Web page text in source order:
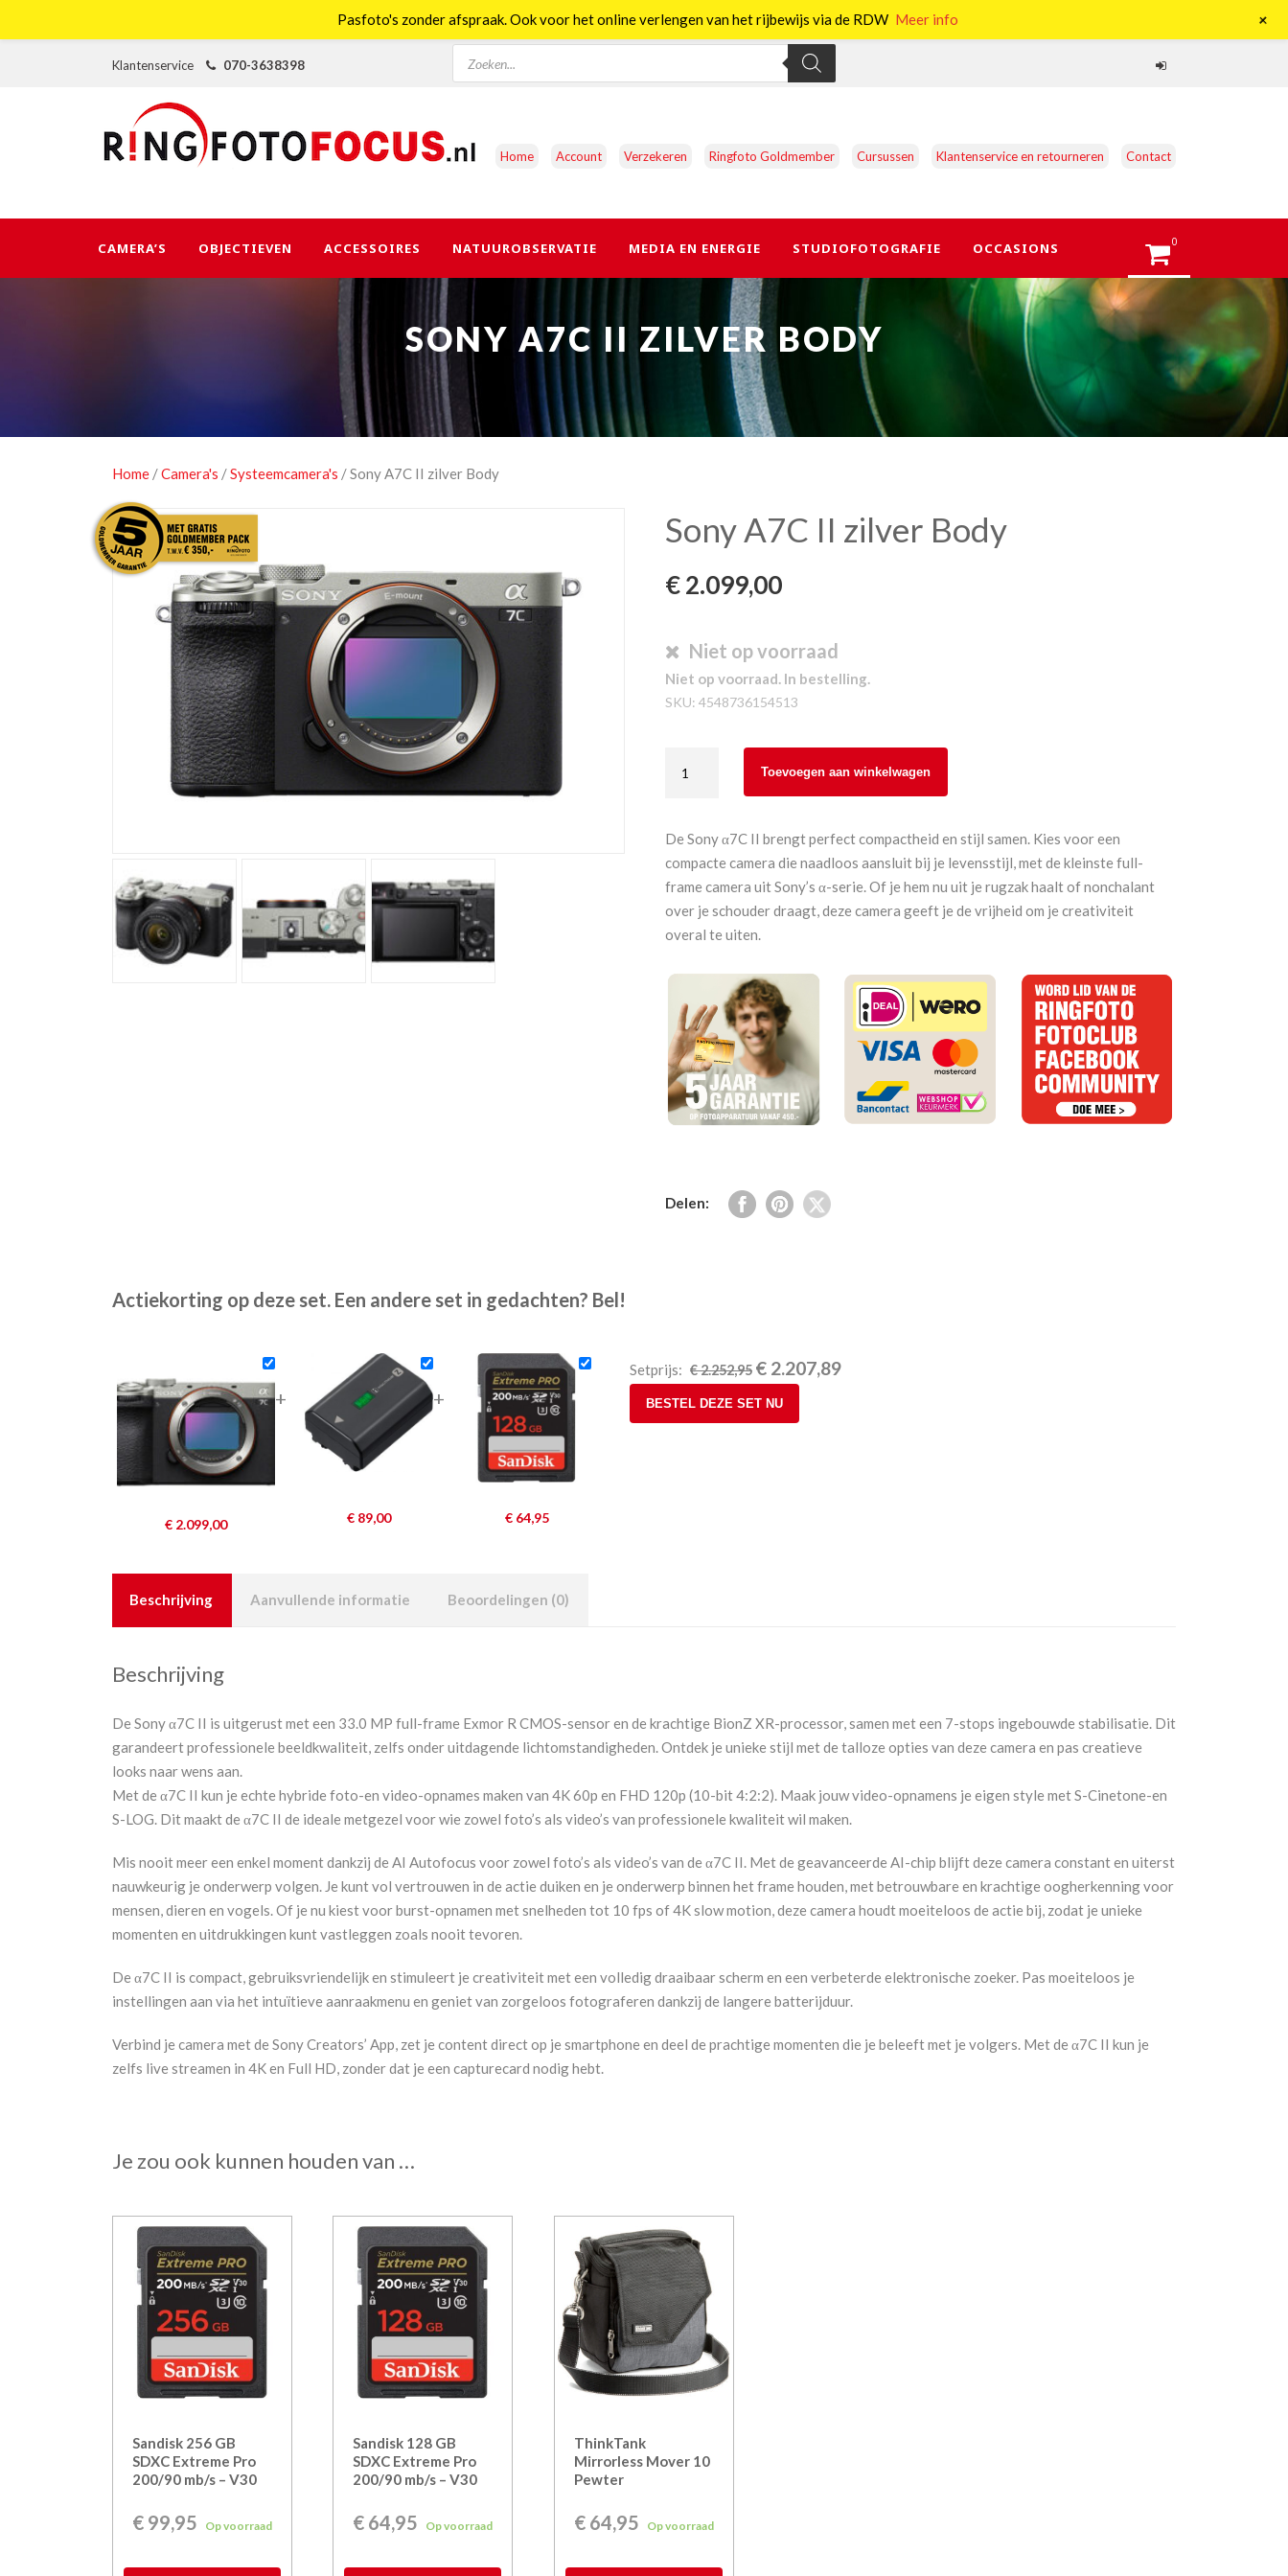
Klantenservice 070-3638398
Producten
zoeken
Home Account Verzekeren Ringfoto Goldmember Cursussen Klantenservice en retourneren Contact
CAMERA’S OBJECTIEVEN ACCESSOIRES NATUUROBSERVATIE MEDIA EN ENERGIE STUDIOFOTOGRAFIE OCCASIONS 0
SONY A7C II ZILVER BODY
Home /Camera's /Systeemcamera's / Sony A7C II zilver Body
Sony A7C II zilver Body
€2.099,00
Niet op voorraad
Niet op voorraad. In bestelling.
SKU:4548736154513
A7C
zilver
aantal
Toevoegen aan winkelwagen
De Sony α7C II brengt perfect compactheid en stijl samen. Kies voor een
compacte camera die naadloos aansluit bij je levensstijl, met de kleinste full-
frame camera uit Sony’s α-serie. Of je hem nu uit je rugzak haalt of nonchalant
over je schouder draagt, deze camera geeft je de vrijheid om je creativiteit
overal te uiten.
Delen:
Actiekorting op deze set. Een andere set in gedachten? Bel!
€ 2.099,00
+
€89,00
+
€64,95
Setprijs: €2.252,95 Oorspronkelijke
prijs
was:
€ 2.207,89Huidige
BESTEL DEZE SET NU
Beschrijving Aanvullende informatie Beoordelingen (0)
Beschrijving
De Sony α7C II is uitgerust met een 33.0 MP full-frame Exmor R CMOS-sensor en de krachtige BionZ XR-processor, samen met een 7-stops ingebouwde stabilisatie. Dit
garandeert professionele beeldkwaliteit, zelfs onder uitdagende lichtomstandigheden. Ontdek je unieke stijl met de talloze opties van deze camera en pas creatieve
looks naar wens aan.
Met de α7C II kun je echte hybride foto-en video-opnames maken van 4K 60p en FHD 120p (10-bit 4:2:2). Maak jouw video-opnamens je eigen style met S-Cinetone-en
S-LOG. Dit maakt de α7C II de ideale metgezel voor wie zowel foto’s als video’s van professionele kwaliteit wil maken.
Mis nooit meer een enkel moment dankzij de AI Autofocus voor zowel foto’s als video’s van de α7C II. Met de geavanceerde AI-chip blijft deze camera constant en uiterst
nauwkeurig je onderwerp volgen. Je kunt vol vertrouwen in de actie duiken en je onderwerp binnen het frame houden, met betrouwbare en krachtige oogherkenning voor
mensen, dieren en vogels. Of je nu kiest voor burst-opnamen met snelheden tot 10 fps of 4K slow motion, deze camera houdt moeiteloos de actie bij, zodat je unieke
momenten en uitdrukkingen kunt vastleggen zoals nooit tevoren.
De α7C II is compact, gebruiksvriendelijk en stimuleert je creativiteit met een volledig draaibaar scherm en een verbeterde elektronische zoeker. Pas moeiteloos je
instellingen aan via het intuïtieve aanraakmenu en geniet van zorgeloos fotograferen dankzij de langere batterijduur.
Verbind je camera met de Sony Creators’ App, zet je content direct op je smartphone en deel de prachtige momenten die je beleeft met je volgers. Met de α7C II kun je
zelfs live streamen in 4K en Full HD, zonder dat je een capturecard nodig hebt.
Je zou ook kunnen houden van …
Sandisk 256 GB
SDXC Extreme Pro
200/90 mb/s – V30
€ 99,95 Op voorraad
Sandisk 128 GB
SDXC Extreme Pro
200/90 mb/s – V30
€ 64,95 Op voorraad
ThinkTank
Mirrorless Mover 10
Pewter
€64,95 Op voorraad
Pasfoto's zonder afspraak. Ook voor het online verlengen van het rijbewijs via de RDW Meer info +